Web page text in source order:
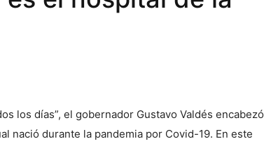
los días”, el gobernador Gustavo Valdés encabezó
nació durante la pandemia por Covid-19. En este